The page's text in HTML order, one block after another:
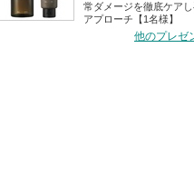
常ダメージを徹底ケア
アプローチ【1名様】
他のプレゼ